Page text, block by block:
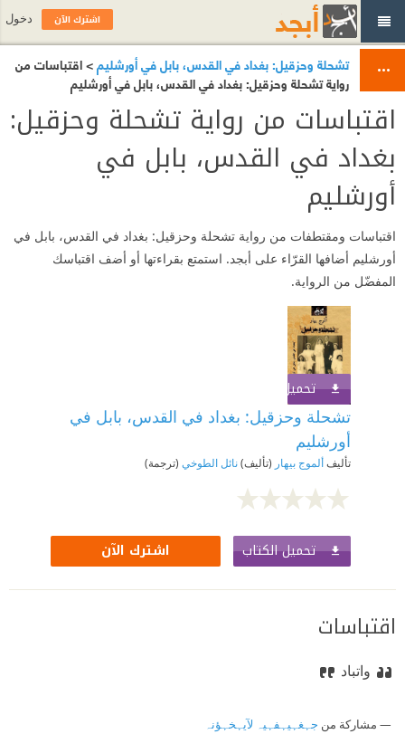
تشحلة وحزقيل: بغداد في القدس، بابل في أورشليم> اقتباسات من
رواية تشحلة وحزقيل: بغداد في القدس، بابل في أورشليم
اقتباسات من رواية تشحلة وحزقيل:
بغداد في القدس، بابل في
أورشليم
اقتباسات ومقتطفات من رواية تشحلة وحزقيل: بغداد في القدس، بابل في
أورشليم أضافها القرّاء على أبجد. استمتع بقراءتها أو أضف اقتباسك
المفضّل من الرواية.
تحميل الكتاب
تشحلة وحزقيل: بغداد في القدس، بابل في
أورشليم
تأليفألموج بيهار (تأليف)نائل الطوخي (ترجمة)
تحميل الكتاب اشترك الآن
اقتباسات
واتباد
مشاركة من جہغہيہفہيہ لآيہخہؤنہ
اشترك الآن دخول